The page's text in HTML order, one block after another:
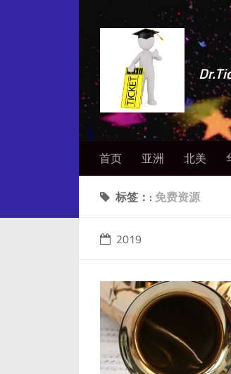
首页 亚洲 北美
标签：: 免费资源
2019